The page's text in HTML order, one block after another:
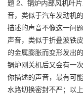
题 2、锅炉内部风机叶
音，类似于汽车发动机
描述的声音不像这一问
声音，类似于折叠波铁
的金属膨胀而变形发出
锅炉刚关机后又会有一
你描述的声音，最有可
水路切换密封不严；以